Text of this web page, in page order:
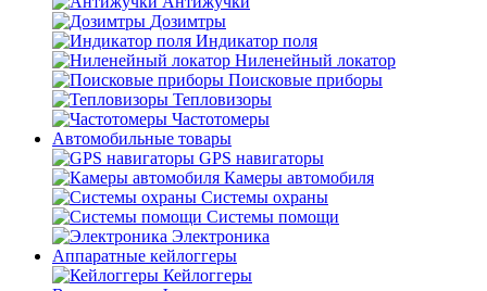
Дозимтры
Индикатор поля
Ниленейный локатор
Поисковые приборы
Тепловизоры
Частотомеры
Автомобильные товары
GPS навигаторы
Камеры автомобиля
Системы охраны
Системы помощи
Электроника
Аппаратные кейлоггеры
Кейлоггеры